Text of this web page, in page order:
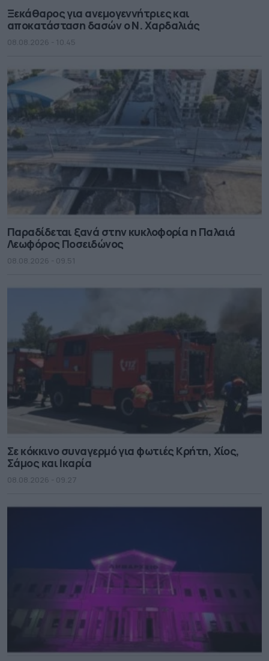
Ξεκάθαρος για ανεμογεννήτριες και
αποκατάσταση δασών ο Ν. Χαρδαλιάς
08.08.2026 - 10.45
Παραδίδεται ξανά στην κυκλοφορία η Παλαιά
Λεωφόρος Ποσειδώνος
08.08.2026 - 09.51
Σε κόκκινο συναγερμό για φωτιές Κρήτη, Χίος,
Σάμος και Ικαρία
08.08.2026 - 09.27